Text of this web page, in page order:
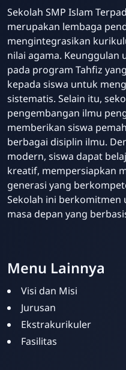
Sekolah SMP Islam
merupakan lembaga
mengintegrasikan
nilai agama. Keunggulan
pada program Tahfiz
kepada siswa untuk
sistematis. Selain itu,
pengembangan ilmu
memberikan siswa
berbagai disiplin ilmu.
modern, siswa dapat
kreatif, mempersiapkan
generasi yang
Sekolah ini
masa depan yang
Menu Lainnya
Visi dan Misi
Jurusan
Ekstrakurikuler
Fasilitas